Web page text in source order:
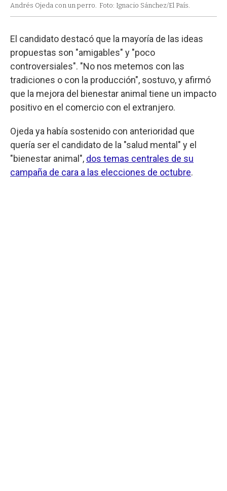
Andrés Ojeda con un perro. Foto: Ignacio Sánchez/El País.
El candidato destacó que la mayoría de las ideas
propuestas son "amigables" y "poco
controversiales". "No nos metemos con las
tradiciones o con la producción", sostuvo, y afirmó
que la mejora del bienestar animal tiene un impacto
positivo en el comercio con el extranjero.
Ojeda ya había sostenido con anterioridad que
quería ser el candidato de la "salud mental" y el
"bienestar animal", dos temas centrales de su
campaña de cara a las elecciones de octubre.